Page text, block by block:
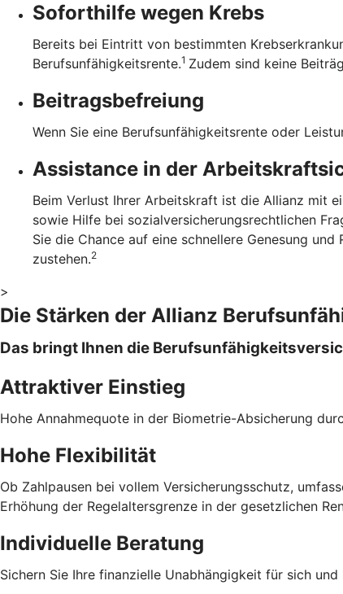
Soforthilfe wegen Krebs
Bereits bei Eintritt von bestimmten
Berufsunfähigkeitsrente.1 Zudem sind keine
Beitragsbefreiung
Wenn Sie eine Berufsunfähigkeitsrente oder
Assistance in der
Beim Verlust Ihrer Arbeitskraft ist die Allianz mit
sowie Hilfe bei sozialversicherungsrechtlichen
Sie die Chance auf eine schnellere Genesung
zustehen.2
>
Die Stärken der Allianz
Das bringt Ihnen die
Attraktiver Einstieg
Hohe Annahmequote in der Biometrie-Absicherung
Hohe Flexibilität
Ob Zahlpausen bei vollem Versicherungsschutz,
Erhöhung der Regelaltersgrenze in der gesetzlichen
Individuelle Beratung
Sichern Sie Ihre finanzielle Unabhängigkeit für sich